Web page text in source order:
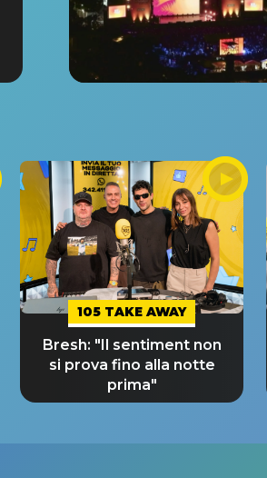
105 TAKE AWAY
Bresh: "Il sentiment non
si prova fino alla notte
prima"